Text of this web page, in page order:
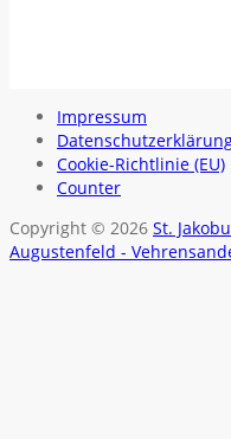
Impressum
Cookie-Richtlinie (EU)
Counter
Copyright © 2026 St.
Augustenfeld -